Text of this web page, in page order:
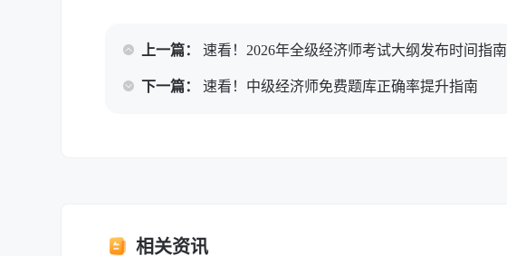
上一篇： 速看！2026年全级经济师考试大纲发布时间指南
下一篇： 速看！中级经济师免费题库正确率提升指南
相关资讯